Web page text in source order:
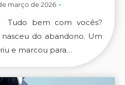
março de 2026
Tudo bem com vocês?
nasceu do abandono. Um
e marcou para…